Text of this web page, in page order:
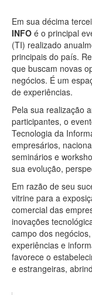
Em sua décima
INFO é o principal
(TI) realizado
principais do país.
que buscam novas
negócios. É um
de experiências.
Pela sua realização
participantes, o
Tecnologia da
empresários,
seminários e
sua evolução,
Em razão de seu
vitrine para a
comercial das
inovações
campo dos
experiências e
favorece o
e estrangeiras,